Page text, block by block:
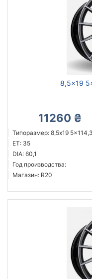
8,5x19
11260 ₴
Типоразмер: 8,5x19 5x114,3
ET: 35
DIA: 60,1
Год производства:
Магазин: R20